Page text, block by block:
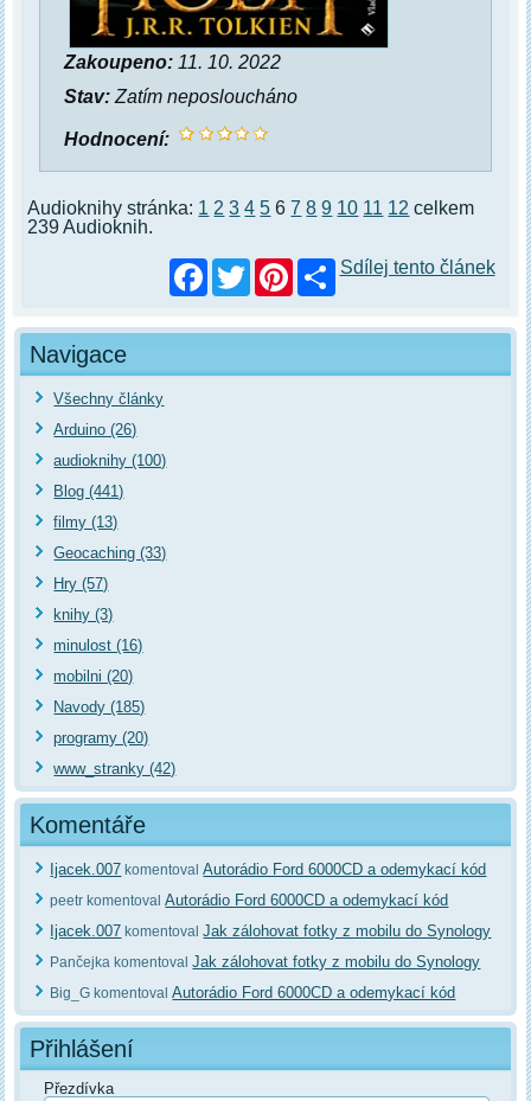
Zakoupeno: 11. 10. 2022
Stav: Zatím neposloucháno
Hodnocení:
Audioknihy stránka: 1 2 3 4 5 67 8 9 10 11 12 celkem
239 Audioknih.
Facebook
TwitterPinterestSdílej tento článek
Navigace
Všechny články
Arduino (26)
audioknihy (100)
Blog (441)
filmy (13)
Geocaching (33)
Hry (57)
knihy (3)
minulost (16)
mobilni (20)
Navody (185)
programy (20)
www_stranky (42)
Komentáře
Ijacek.007 komentovalAutorádio Ford 6000CD a odemykací kód
peetr komentovalAutorádio Ford 6000CD a odemykací kód
Ijacek.007 komentovalJak zálohovat fotky z mobilu do Synology
Pančejka komentovalJak zálohovat fotky z mobilu do Synology
Big_G komentovalAutorádio Ford 6000CD a odemykací kód
Přihlášení
Přezdívka